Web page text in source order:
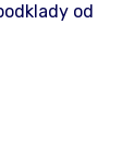
od